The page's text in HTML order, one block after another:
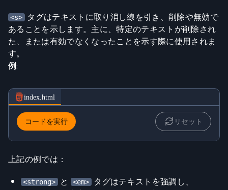
<s>
タグはテキストに取り消し線を引き、削除や無効で
あることを示します。主に、特定のテキストが削除され
た、または有効でなくなったことを示す際に使用されま
す。
例:
index.html
コードを実行 リセット
上記の例では：
<strong> と <em>
タグはテキストを強調し、